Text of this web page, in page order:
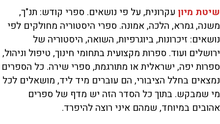
שיטת מיון עקרונית, על פי נושאים. ספרי קודש: תנ"ך,
משנה, גמרא, הלכה, אמונה. ספרי היסטוריה מחולקים לפי
נושאים: זיכרונות, ביוגרפיות, השואה, היסטוריה של
ירושלים ועוד. ספרות מקצועית בתחומי חינוך, טיפול וניהול,
ספרות יפה, ישראלית או מתורגמת, ספרי שירה. כל הספרים
נמצאים בחלל הציבורי, הם עוברים מיד ליד, מושאלים לכל
מי שמבקש. בתוך כל הסדר הזה יש מדף של ספרים
אהובים במיוחד, שמהם איני רוצה להיפרד.